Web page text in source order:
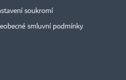
soukromí
smluvní podmínky